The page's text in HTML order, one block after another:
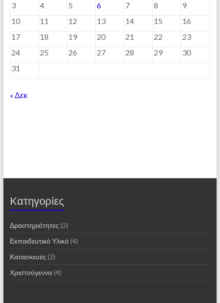
3
4 5 6 7 8
9
10
11 12 13 14 15
16
17
18 19 20 21 22
23
24
25 26 27 28 29
30
31
« Δεκ
Kατηγορίες
Δραστηριότητες (2)
Εκπαιδευτικό Υλικό(4)
Κατασκευές (2)
Χριστούγεννα(4)